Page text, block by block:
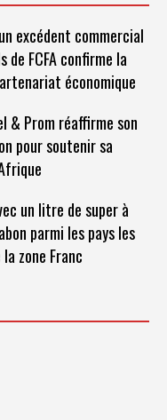
excédent commercial
de FCFA confirme la
économique
& Prom réaffirme son
pour soutenir sa
un litre de super à
parmi les pays les
zone Franc